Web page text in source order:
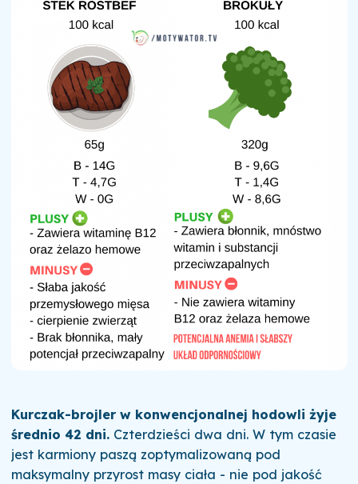
Kurczak-brojler w konwencjonalnej hodowli żyje
średnio 42 dni.Czterdzieści dwa dni. W tym czasie
jest karmiony paszą zoptymalizowaną pod
maksymalny przyrost masy ciała - nie pod jakość